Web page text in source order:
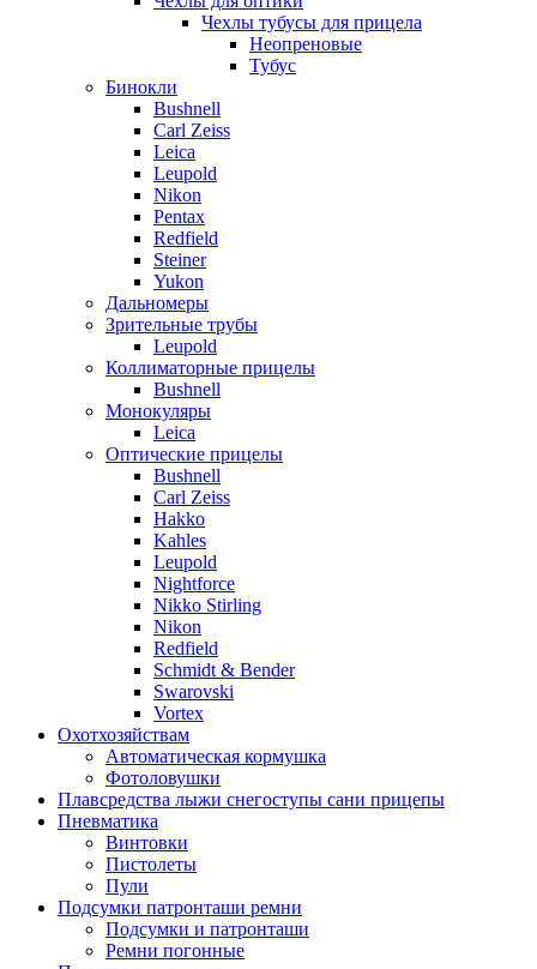
Чехлы тубусы для прицела
Неопреновые
Тубус
Бинокли
Bushnell
Carl Zeiss
Leica
Leupold
Nikon
Pentax
Redfield
Steiner
Yukon
Дальномеры
Зрительные трубы
Leupold
Коллиматорные прицелы
Bushnell
Монокуляры
Leica
Оптические прицелы
Bushnell
Carl Zeiss
Hakko
Kahles
Leupold
Nightforce
Nikko Stirling
Nikon
Redfield
Schmidt & Bender
Swarovski
Vortex
Охотхозяйствам
Автоматическая кормушка
Фотоловушки
Плавсредства лыжи снегоступы сани прицепы
Пневматика
Винтовки
Пистолеты
Пули
Подсумки патронташи ремни
Подсумки и патронташи
Ремни погонные